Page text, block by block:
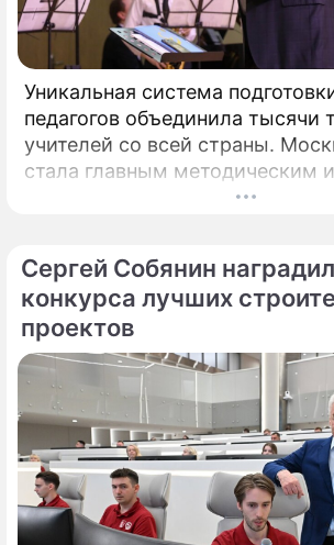
Уникальная система
педагогов объединила тысячи
учителей со всей страны.
стала главным методическим
центром России, где
Сергей Собянин
конкурса лучших
проектов